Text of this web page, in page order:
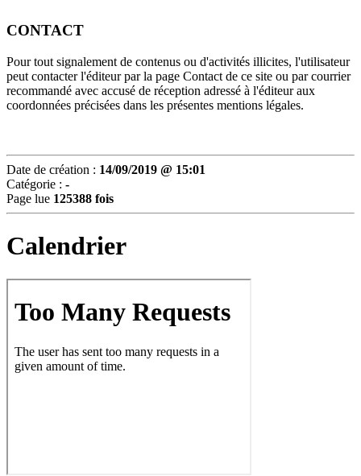
CONTACT
Pour tout signalement de contenus ou d'activités illicites, l'utilisateur
peut contacter l'éditeur par la page Contact de ce site ou par courrier
recommandé avec accusé de réception adressé à l'éditeur aux
coordonnées précisées dans les présentes mentions légales.
Date de création : 14/09/2019 @ 15:01
Catégorie : -
Page lue 125388 fois
Calendrier